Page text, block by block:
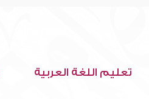
تعليم اللغة العربية